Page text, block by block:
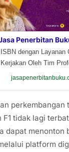
Penerbitan
dengan Layanan
Kerjakan Oleh Tim
perkembangan
F1 tidak lagi
dapat menonton
platform